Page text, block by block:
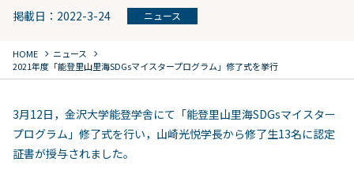
掲載日：2022-3-24 ニュース
HOME chevron_right ニュース chevron_right
2021年度「能登里山里海SDGsマイスタープログラム」修了式を挙行
3月12日，金沢大学能登学舎にて「能登里山里海SDGsマイスター
プログラム」修了式を行い，山崎光悦学長から修了生13名に認定
証書が授与されました。